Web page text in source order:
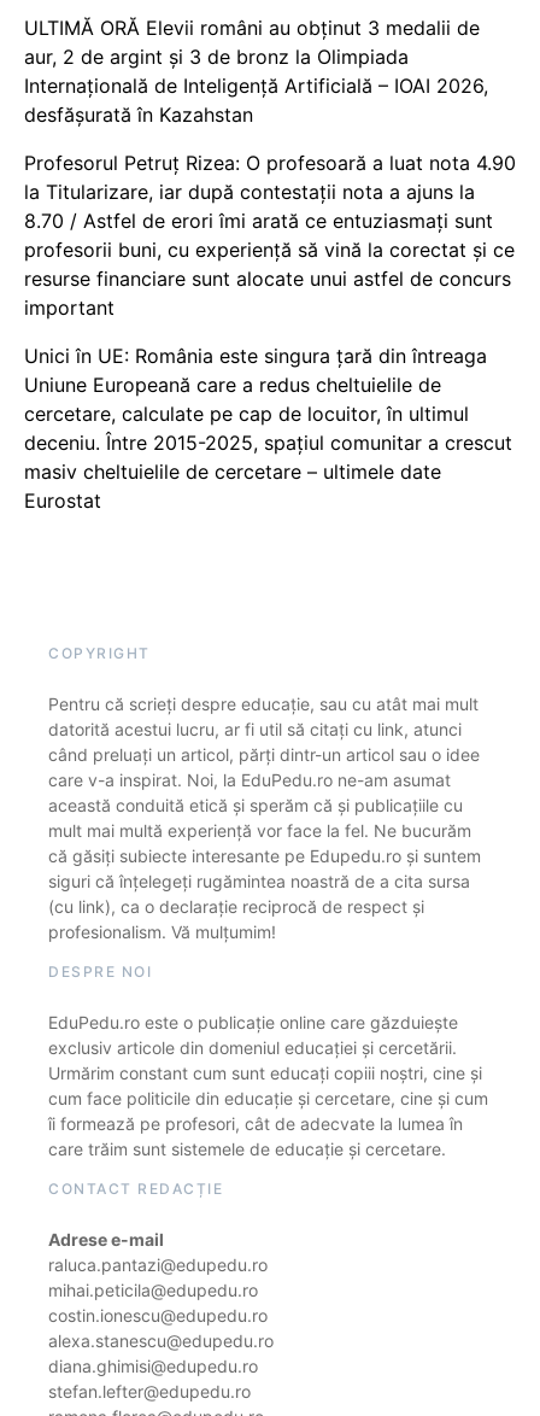
ULTIMĂ ORĂ Elevii români au obținut 3 medalii de
aur, 2 de argint și 3 de bronz la Olimpiada
Internațională de Inteligență Artificială – IOAI 2026,
desfășurată în Kazahstan
Profesorul Petruț Rizea: O profesoară a luat nota 4.90
la Titularizare, iar după contestații nota a ajuns la
8.70 / Astfel de erori îmi arată ce entuziasmați sunt
profesorii buni, cu experiență să vină la corectat și ce
resurse financiare sunt alocate unui astfel de concurs
important
Unici în UE: România este singura țară din întreaga
Uniune Europeană care a redus cheltuielile de
cercetare, calculate pe cap de locuitor, în ultimul
deceniu. Între 2015-2025, spațiul comunitar a crescut
masiv cheltuielile de cercetare – ultimele date
Eurostat
COPYRIGHT
Pentru că scrieți despre educație, sau cu atât mai mult
datorită acestui lucru, ar fi util să citați cu link, atunci
când preluați un articol, părți dintr-un articol sau o idee
care v-a inspirat. Noi, la EduPedu.ro ne-am asumat
această conduită etică și sperăm că și publicațiile cu
mult mai multă experiență vor face la fel. Ne bucurăm
că găsiți subiecte interesante pe Edupedu.ro și suntem
siguri că înțelegeți rugămintea noastră de a cita sursa
(cu link), ca o declarație reciprocă de respect și
profesionalism. Vă mulțumim!
DESPRE NOI
EduPedu.ro este o publicație online care găzduiește
exclusiv articole din domeniul educației și cercetării.
Urmărim constant cum sunt educați copiii noștri, cine și
cum face politicile din educație și cercetare, cine și cum
îi formează pe profesori, cât de adecvate la lumea în
care trăim sunt sistemele de educație și cercetare.
CONTACT REDACȚIE
Adrese e-mail
raluca.pantazi@edupedu.ro
mihai.peticila@edupedu.ro
costin.ionescu@edupedu.ro
alexa.stanescu@edupedu.ro
diana.ghimisi@edupedu.ro
stefan.lefter@edupedu.ro